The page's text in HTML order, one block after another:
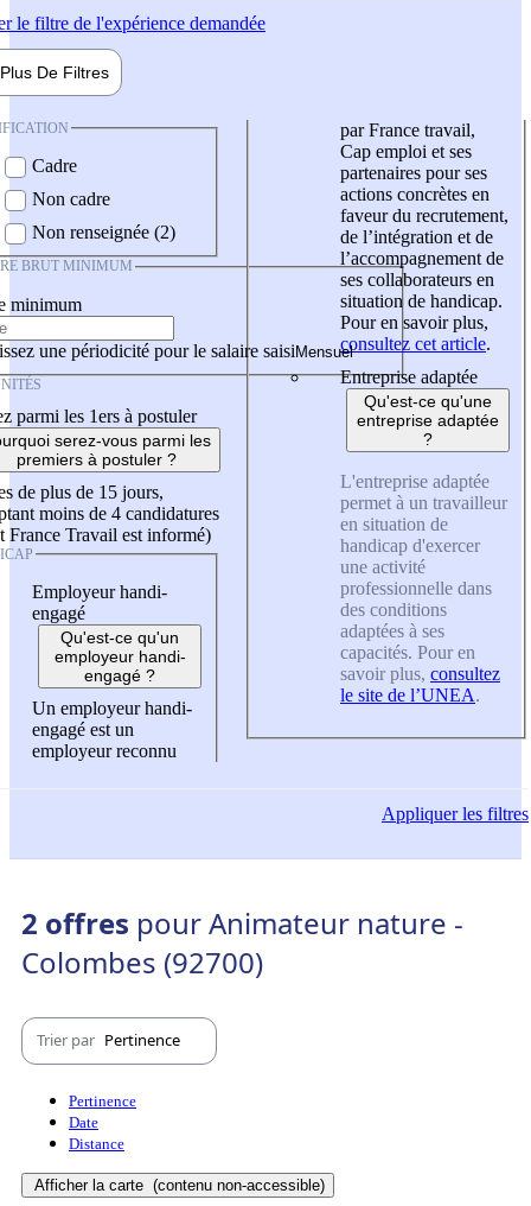
le filtre de l'expérience demandée
Plus De Filtres
Cadre
Non cadre
Non renseignée (2)
BRUT MINIMUM
minimum
une périodicité pour le salaire saisi
parmi les 1ers à postuler
serez-vous parmi les
premiers à postuler ?
de plus de 15 jours,
moins de 4 candidatures
France Travail est informé)
Employeur handi-
engagé
Qu'est-ce qu'un
employeur handi-
engagé ?
Un employeur handi-
engagé est un
employeur reconnu
par France travail,
Cap emploi et ses
partenaires pour ses
actions concrètes en
faveur du recrutement,
de l’intégration et de
l’accompagnement de
ses collaborateurs en
situation de handicap.
Pour en savoir plus,
consultez cet article.
Entreprise adaptée
Qu'est-ce qu'une
entreprise adaptée
?
L'entreprise adaptée
permet à un travailleur
en situation de
handicap d'exercer
une activité
professionnelle dans
des conditions
adaptées à ses
capacités. Pour en
savoir plus, consultez
le site de l’UNEA.
Appliquerles filtres
2 offres pour Animateur nature -
Colombes (92700)
Trier par Pertinence
Pertinence
Date
Distance
Afficher la carte (contenu non-accessible)